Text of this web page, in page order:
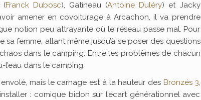
(Franck Dubosc), Gatineau (Antoine Duléry) et Jacky
amener en covoiturage à Arcachon, il va prendre
notion peu attrayante où le réseau passe mal. Pour
femme, allant même jusqu’à se poser des questions
dans le camping. Entre les problèmes de chacun
l’eau dans le camping.
mais le carnage est à la hauteur des Bronzés 3,
: comique bidon sur l’écart générationnel avec